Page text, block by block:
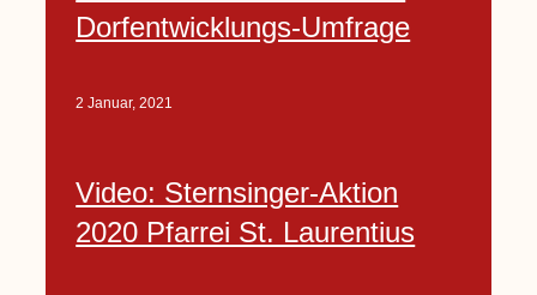
Dorfentwicklungs-Umfrage
2 Januar, 2021
Video: Sternsinger-Aktion
2020 Pfarrei St. Laurentius